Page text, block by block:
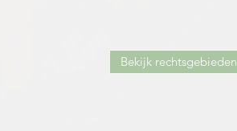
Bekijk rechtsgebieden